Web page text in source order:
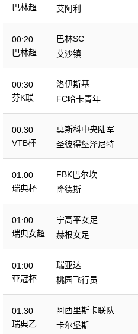
巴林超
艾阿利
00:20
巴林超
巴林SC
艾沙镇
00:30
芬K联
洛伊斯基
FC哈卡青年
00:30
VTB杯
莫斯科中央陆军
圣彼得堡泽尼特
01:00
瑞典杯
FBK巴尔坎
隆德斯
01:00
瑞典女超
宁高平女足
赫根女足
01:00
亚冠杯
瑞亚达
桃园飞行员
01:30
瑞典乙
阿西里斯卡联队
卡尔堡斯